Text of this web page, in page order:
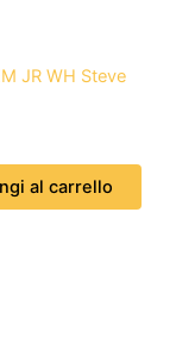
JR WH Steve
al carrello